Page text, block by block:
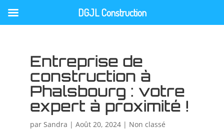
Entreprise de
construction à
Phalsbourg : votre
expert à proximité !
par Sandra | Août 20, 2024| Non classé
DGJL Construction